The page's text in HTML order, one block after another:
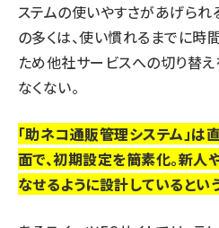
ステムの使いやすさがあげられ
の多くは、使い慣れるまでに時
ため他社サービスへの切り替
なくない。
「助ネコ通販管理システム」
面で、初期設定を簡素化。新人
なせるように設計しているという